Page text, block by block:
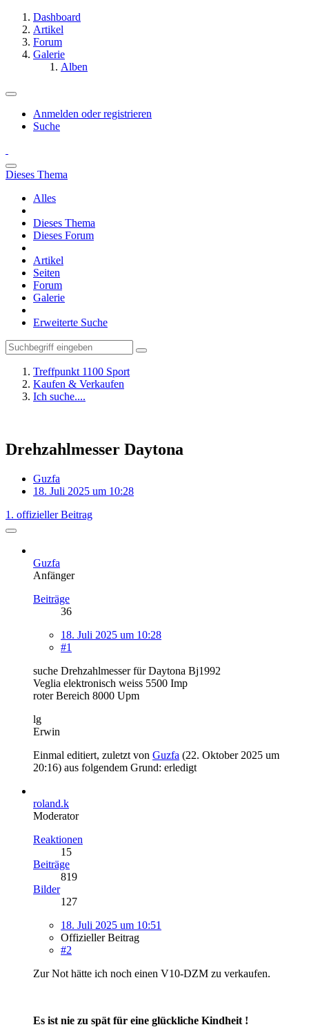
Dashboard
Artikel
Forum
Galerie
Alben
Anmelden oder registrieren
Suche
Dieses Thema
Alles
Dieses Thema
Dieses Forum
Artikel
Seiten
Forum
Galerie
Erweiterte Suche
Treffpunkt 1100 Sport
Kaufen & Verkaufen
Ich suche....
Drehzahlmesser Daytona
Guzfa
18. Juli 2025 um 10:28
1. offizieller Beitrag
Guzfa
Anfänger
Beiträge
36
18. Juli 2025 um 10:28
#1
suche Drehzahlmesser für Daytona Bj1992
Veglia elektronisch weiss 5500 Imp
roter Bereich 8000 Upm
lg
Erwin
Einmal editiert, zuletzt von Guzfa (22. Oktober 2025 um
20:16) aus folgendem Grund: erledigt
roland.k
Moderator
Reaktionen
15
Beiträge
819
Bilder
127
18. Juli 2025 um 10:51
Offizieller Beitrag
#2
Zur Not hätte ich noch einen V10-DZM zu verkaufen.
Es ist nie zu spät für eine glückliche Kindheit !